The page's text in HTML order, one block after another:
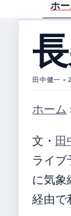
ホ
田中健一 •
ホーム
文・ 田
ライ
に気
経由で